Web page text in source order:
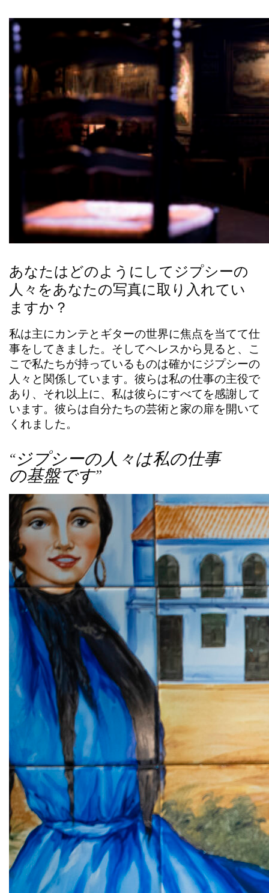
あなたはどのようにしてジプシーの
人々をあなたの写真に取り入れてい
ますか？
私は主にカンテと ギターの世界に焦点を当てて仕
事をしてきました。そしてヘレスから見ると、こ
こで私たちが持っているものは確かにジプシーの
人々と関係しています。彼らは私の仕事の主役で
あり、それ以上に、私は彼らにすべてを感謝して
います。彼らは自分たちの芸術と家の扉を開いて
くれました。
“ジプシーの人々は私の仕事
の基盤です”